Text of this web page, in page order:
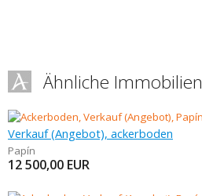
Ähnliche Immobilien
Verkauf (Angebot), ackerboden
Papín
12 500,00 EUR